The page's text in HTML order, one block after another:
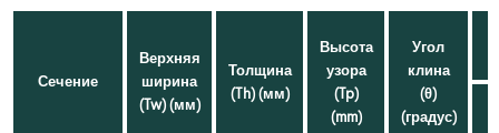
Сечение
Верхняя
ширина
(Tw) (мм)
Толщина
(Th) (мм)
Высота
узора
(Tp)
(mm)
Угол
клина
(θ)
(градус)